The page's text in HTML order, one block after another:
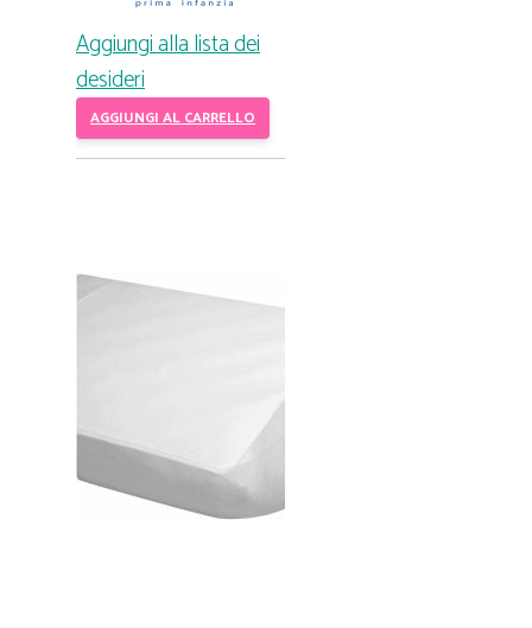
Aggiungi alla lista dei
desideri
AGGIUNGI AL CARRELLO